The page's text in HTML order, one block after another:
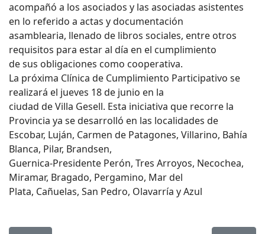
acompañó a los asociados y las asociadas asistentes
en lo referido a actas y documentación
asamblearia, llenado de libros sociales, entre otros
requisitos para estar al día en el cumplimiento
de sus obligaciones como cooperativa.
La próxima Clínica de Cumplimiento Participativo se
realizará el jueves 18 de junio en la
ciudad de Villa Gesell. Esta iniciativa que recorre la
Provincia ya se desarrolló en las localidades de
Escobar, Luján, Carmen de Patagones, Villarino, Bahía
Blanca, Pilar, Brandsen,
Guernica-Presidente Perón, Tres Arroyos, Necochea,
Miramar, Bragado, Pergamino, Mar del
Plata, Cañuelas, San Pedro, Olavarría y Azul